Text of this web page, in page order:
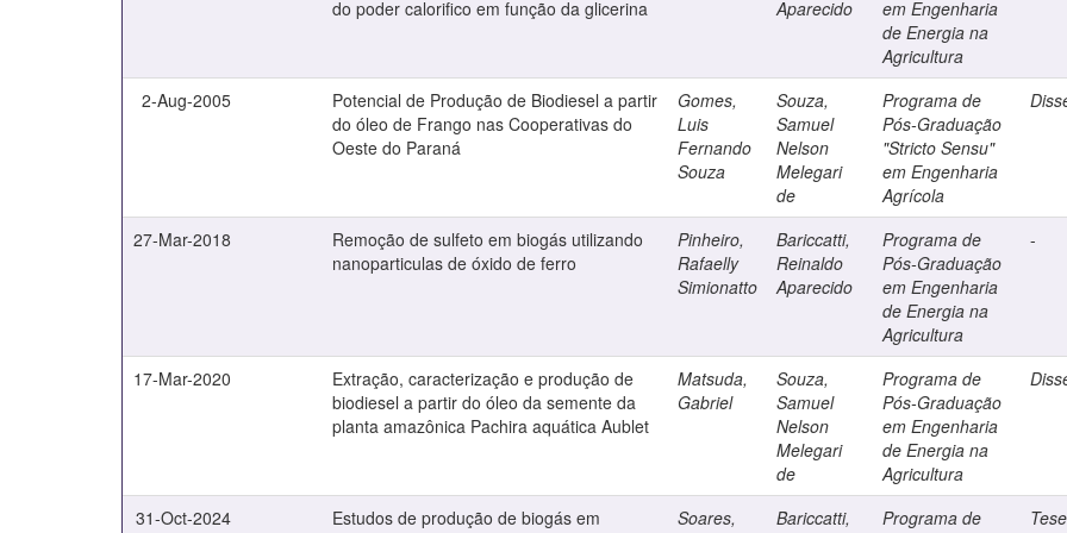
do poder calorifico em função da glicerina
Aparecido
em Engenharia
de Energia na
Agricultura
2-Aug-2005
Potencial de Produção de Biodiesel a partir
do óleo de Frango nas Cooperativas do
Oeste do Paraná
Gomes,
Luis
Fernando
Souza
Souza,
Samuel
Nelson
Melegari
de
Programa de
Pós-Graduação
"Stricto Sensu"
em Engenharia
Agrícola
27-Mar-2018
Remoção de sulfeto em biogás utilizando
nanoparticulas de óxido de ferro
Pinheiro,
Rafaelly
Simionatto
Bariccatti,
Reinaldo
Aparecido
Programa de
Pós-Graduação
em Engenharia
de Energia na
Agricultura
-
17-Mar-2020
Extração, caracterização e produção de
biodiesel a partir do óleo da semente da
planta amazônica Pachira aquática Aublet
Matsuda,
Gabriel
Souza,
Samuel
Nelson
Melegari
de
Programa de
Pós-Graduação
em Engenharia
de Energia na
Agricultura
31-Oct-2024
Estudos de produção de biogás em
Soares,
Bariccatti,
Programa de
Tese